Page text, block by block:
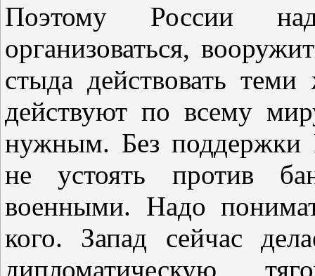
Поэтому России
организоваться,
стыда действовать
действуют по всему
нужным. Без поддержки
не устоять против
военными. Надо
кого. Запад сейчас
дипломатическую